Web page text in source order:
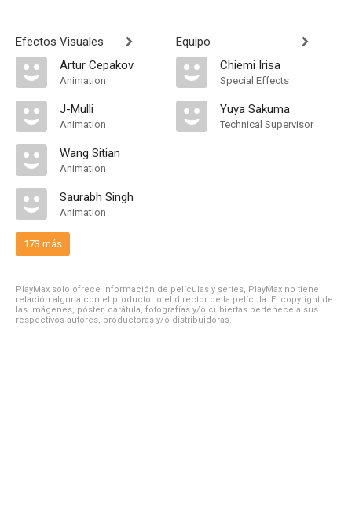
Efectos Visuales
Artur Cepakov
Animation
J-Mulli
Animation
Wang Sitian
Animation
Saurabh Singh
Animation
173 más
Equipo
Chiemi Irisa
Special Effects
Yuya Sakuma
Technical Supervisor
PlayMax solo ofrece información de películas y series, PlayMax no tiene
relación alguna con el productor o el director de la película. El copyright de
las imágenes, póster, carátula, fotografías y/o cubiertas pertenece a sus
respectivos autores, productoras y/o distribuidoras.